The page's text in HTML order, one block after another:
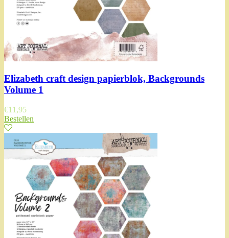
Elizabeth craft design papierblok, Backgrounds
Volume 1
€11,95
Bestellen